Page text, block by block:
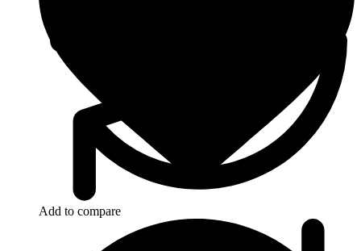
Add to compare